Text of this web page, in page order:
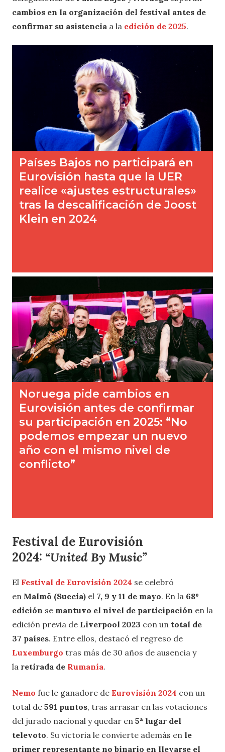
cambios en la organización del festival antes de
confirmar su asistencia a la edición de 2025.
Festival de Eurovisión
2024: “United By Music”
El Festival de Eurovisión 2024 se celebró
en Malmö (Suecia) el 7, 9 y 11 de mayo. En la 68º
edición se mantuvo el nivel de participación en la
edición previa de Liverpool 2023 con un total de
37 países. Entre ellos, destacó el regreso de
Luxemburgo tras más de 30 años de ausencia y
la retirada de Rumanía.
Nemo fue le ganadore de Eurovisión 2024 con un
total de 591 puntos, tras arrasar en las votaciones
del jurado nacional y quedar en 5ª lugar del
televoto. Su victoria le convierte además en le
primer representante no binario en llevarse el